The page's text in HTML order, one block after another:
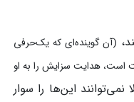
(آن گوینده‌ای که یک‌حرفی
است، هدایت سزایش را به او
نمی‌توانند این‌ها را سوار